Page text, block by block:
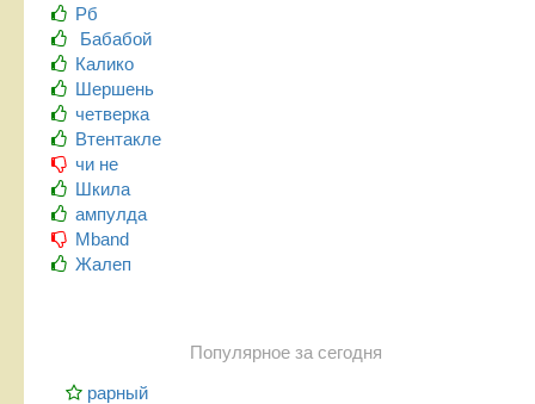
Рб
Бабабой
Калико
Шершень
четверка
Втентакле
чи не
Шкила
ампулда
Mband
Жалеп
Популярное за сегодня
рарный